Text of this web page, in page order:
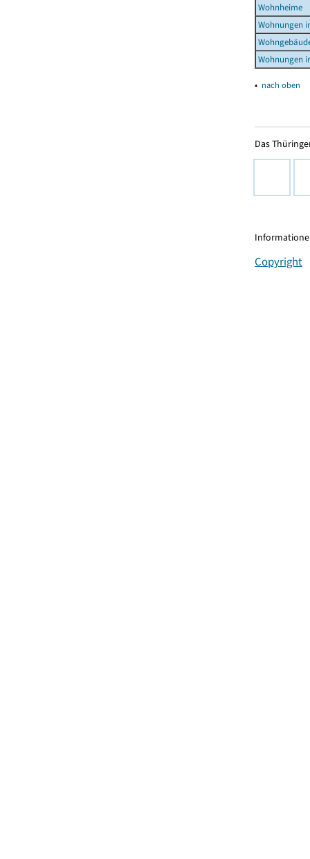
Wohnheime
Wohnungen
Wohnungen
▴ nach oben
Das
Copyright